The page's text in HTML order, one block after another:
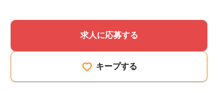
求人に応募する
キープする